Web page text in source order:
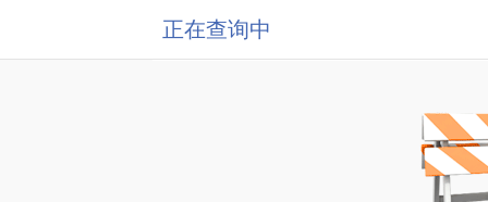
正在查询中